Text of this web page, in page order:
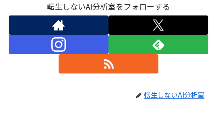
転生しないAI分析室をフォローする
転生しないAI分析室